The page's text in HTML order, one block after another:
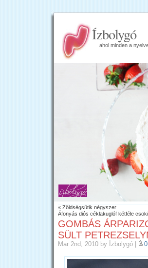
Ízbolygó
ahol minden a
« Zöldségsütik négyszer
Áfonyás diós céklakuglóf kétféle
GOMBÁS
SÜLT
Mar 2nd, 2010 by Ízbolygó | 0